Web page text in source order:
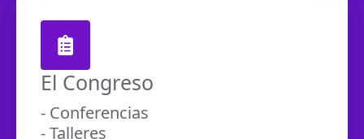
El Congreso
- Conferencias
- Talleres